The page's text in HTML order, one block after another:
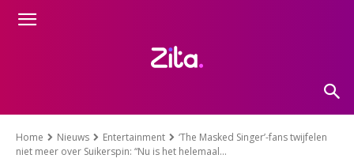
Home Nieuws Entertainment
‘The Masked Singer’-fans twijfelen
niet meer over Suikerspin: “Nu is het helemaal...